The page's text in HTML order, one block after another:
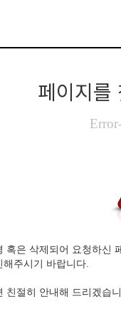
페이지를
혹은 삭제되어 요청하신
주시기 바랍니다.
친절히 안내해 드리겠습